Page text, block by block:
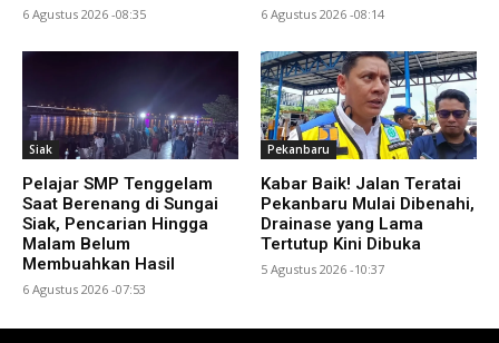
6 Agustus 2026 -08:35 6 Agustus 2026 -08:14
Siak
Pelajar SMP Tenggelam
Saat Berenang di Sungai
Siak, Pencarian Hingga
Malam Belum
Membuahkan Hasil
6 Agustus 2026 -07:53
Pekanbaru
Kabar Baik! Jalan Teratai
Pekanbaru Mulai Dibenahi,
Drainase yang Lama
Tertutup Kini Dibuka
5 Agustus 2026 -10:37